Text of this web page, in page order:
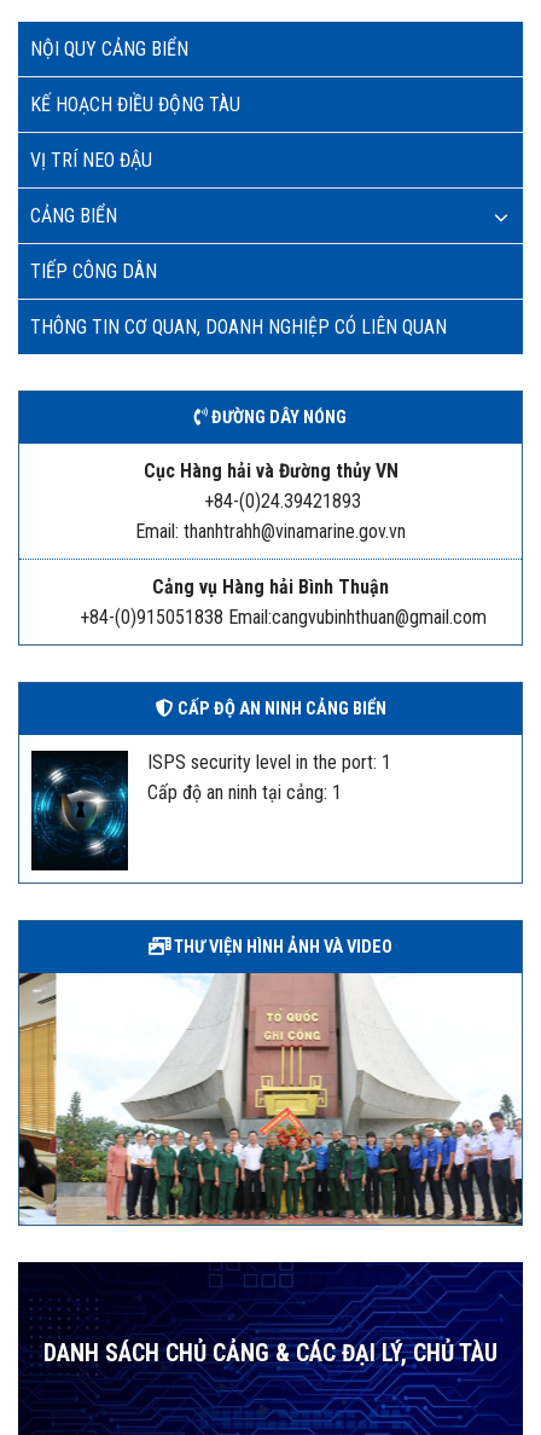
NỘI QUY CẢNG BIỂN
KẾ HOẠCH ĐIỀU ĐỘNG TÀU
VỊ TRÍ NEO ĐẬU
CẢNG BIỂN
TIẾP CÔNG DÂN
THÔNG TIN CƠ QUAN, DOANH NGHIỆP CÓ LIÊN QUAN
ĐƯỜNG DÂY NÓNG
Cục Hàng hải và Đường thủy VN
+84-(0)24.39421893
Email: thanhtrahh@vinamarine.gov.vn
Cảng vụ Hàng hải Bình Thuận
+84-(0)915051838 Email:cangvubinhthuan@gmail.com
CẤP ĐỘ AN NINH CẢNG BIỂN
ISPS security level in the port: 1
Cấp độ an ninh tại cảng: 1
THƯ VIỆN HÌNH ẢNH VÀ VIDEO
DANH SÁCH CHỦ CẢNG & CÁC ĐẠI LÝ, CHỦ TÀU